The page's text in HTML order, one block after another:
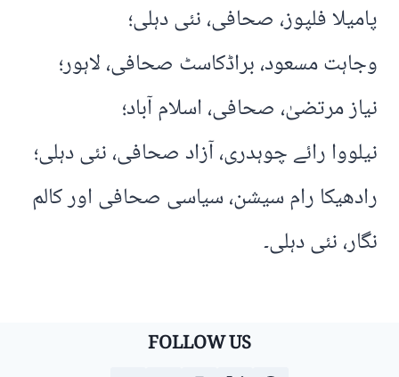
پامیلا فلپوز، صحافی، نئی دہلی؛
وجاہت مسعود، براڈکاسٹ صحافی، لاہور؛
نیاز مرتضیٰ، صحافی، اسلام آباد؛
نیلووا رائے چوہدری، آزاد صحافی، نئی دہلی؛
رادھیکا رام سیشن، سیاسی صحافی اور کالم
نگار، نئی دہلی۔
FOLLOW US